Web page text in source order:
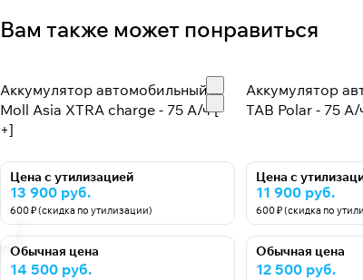
Вам также может понравиться
Аккумулятор автомобильный
Moll Asia XTRA charge - 75 А/ч [-
+]
Цена с утилизацией
13 900 руб.
600 ₽ (скидка по утилизации)
Обычная цена
14 500 руб.
Аккумулятор
TAB Polar - 75 А/
Цена с
11 900 руб.
600 ₽ (скидка по
Обычная цена
12 500 руб.